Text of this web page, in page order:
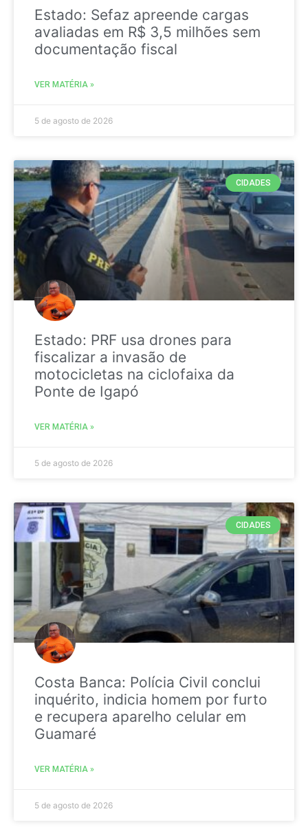
Estado: Sefaz apreende cargas
avaliadas em R$ 3,5 milhões sem
documentação fiscal
VER MATÉRIA »
5 de agosto de 2026
CIDADES
Estado: PRF usa drones para
fiscalizar a invasão de
motocicletas na ciclofaixa da
Ponte de Igapó
VER MATÉRIA »
5 de agosto de 2026
CIDADES
Costa Banca: Polícia Civil conclui
inquérito, indicia homem por furto
e recupera aparelho celular em
Guamaré
VER MATÉRIA »
5 de agosto de 2026